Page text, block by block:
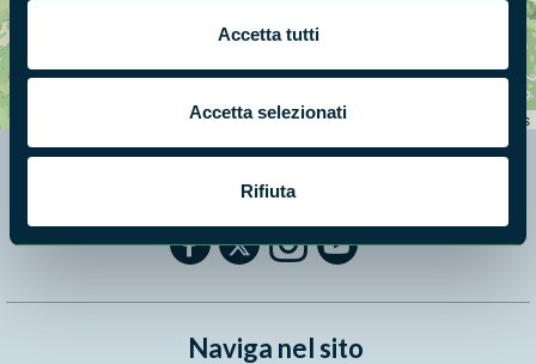
Accetta tutti
Accetta selezionati
Rifiuta
+
Leaflet |© contributors
Segui i nostri social ufficiali
Naviga nel sito